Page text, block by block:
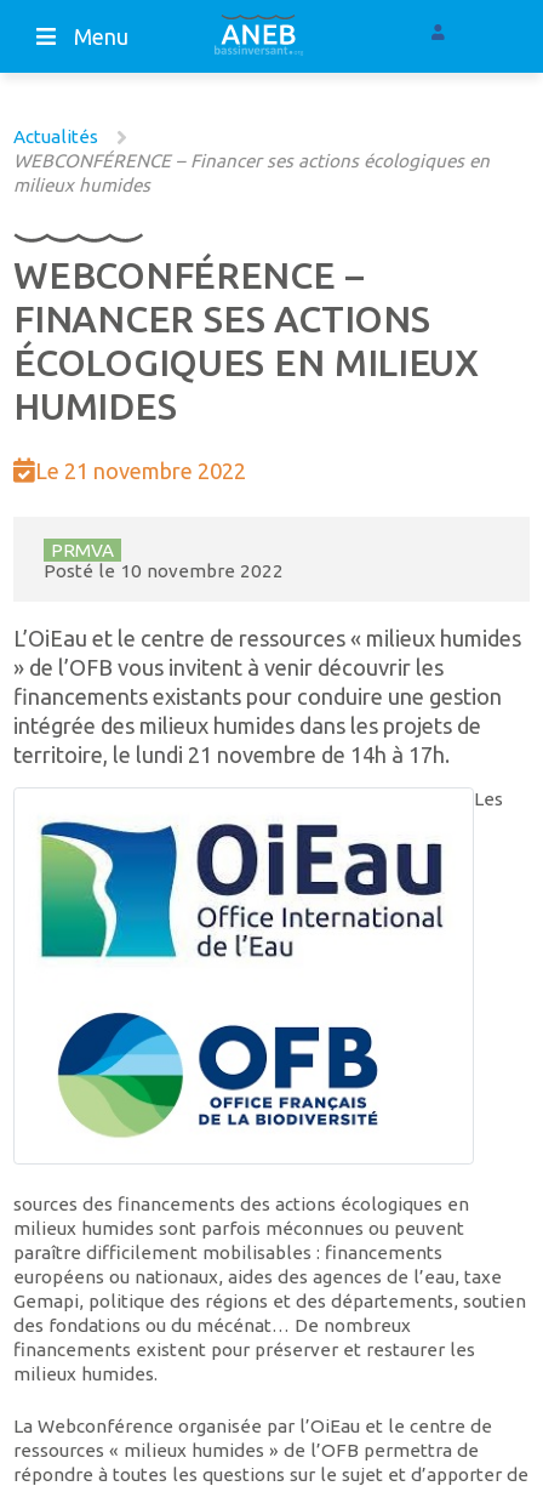
Menu
Actualités
WEBCONFÉRENCE – Financer ses actions écologiques en
milieux humides
WEBCONFÉRENCE –
FINANCER SES ACTIONS
ÉCOLOGIQUES EN MILIEUX
HUMIDES
Le 21 novembre 2022
PRMVA
Posté le 10 novembre 2022
L’OiEau et le centre de ressources « milieux humides
» de l’OFB vous invitent à venir découvrir les
financements existants pour conduire une gestion
intégrée des milieux humides dans les projets de
territoire, le lundi 21 novembre de 14h à 17h.
Les
sources des financements des actions écologiques en
milieux humides sont parfois méconnues ou peuvent
paraître difficilement mobilisables : financements
européens ou nationaux, aides des agences de l’eau, taxe
Gemapi, politique des régions et des départements, soutien
des fondations ou du mécénat… De nombreux
financements existent pour préserver et restaurer les
milieux humides.
La Webconférence organisée par l’OiEau et le centre de
ressources « milieux humides » de l’OFB permettra de
répondre à toutes les questions sur le sujet et d’apporter de